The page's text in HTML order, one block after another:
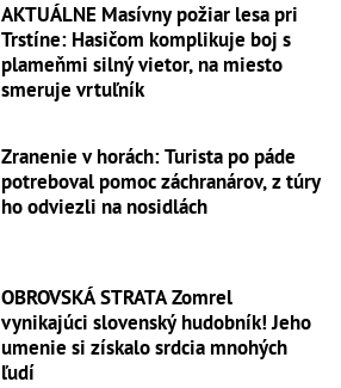
AKTUÁLNE Masívny požiar lesa pri
Trstíne: Hasičom komplikuje boj s
plameňmi silný vietor, na miesto
smeruje vrtuľník
Zranenie v horách: Turista po páde
potreboval pomoc záchranárov, z túry
ho odviezli na nosidlách
OBROVSKÁ STRATA Zomrel
vynikajúci slovenský hudobník! Jeho
umenie si získalo srdcia mnohých
ľudí